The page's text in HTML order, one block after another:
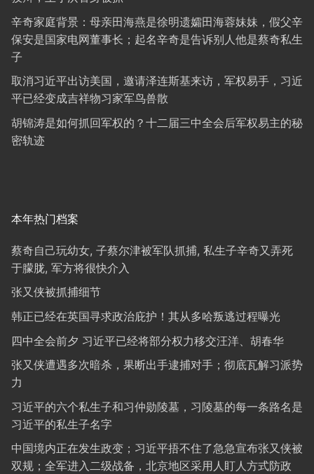
辛奇家庭背景：母亲田海燕是徐明遗孀田海蓉妹妹，假父辛
保安是国家电网董事长；起名辛奇是告诉别人他是蔡奇私生
子
取消习近平出访美国，邀请泽连斯基来访，军权易手，习近
平已经变成吉祥物习家军鸟兽散
胡锦涛是如何抓回军权的？十二届三中全会后军权易主的秘
密轨迹
本年热门档案
蔡奇自己玩幼女, 子蔡尔津被军队抓捕, 私生子辛奇又弄死
于朦胧, 军方将很快介入
张又侠被抓捕细节
韩正已经在英国寻求政治庇护！其从多哈叛逃过程曝光
四中全会前夕 习近平已经将部分权力移交汪洋、胡春华
张又侠遭遇多次暗杀，果断出手逮捕对手；彻底瓦解习派势
力
习近平的六个私生子和习仲勋陵墓，习陵墓的每一条路名是
习近平的私生子名字
中国境内正在发生政变；习近平捂不住了急急宣布张又侠被
双规；全军进入二级战备，北京地区采用人盯人方式防政